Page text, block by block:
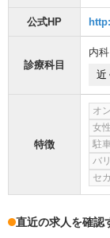
公式HP
診療科目
内科
近
特徴
オ
女
駐
バ
セ
直近の求人を確認